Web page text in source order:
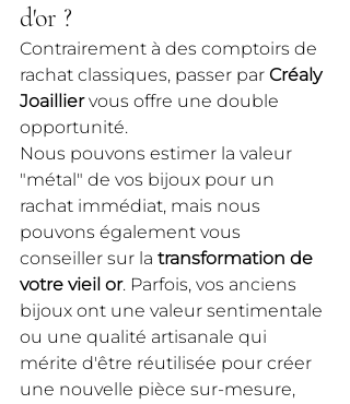
d'or ?
Contrairement à des comptoirs de
rachat classiques, passer par Créaly
Joaillier vous offre une double
opportunité.
Nous pouvons estimer la valeur
"métal" de vos bijoux pour un
rachat immédiat, mais nous
pouvons également vous
conseiller sur la transformation de
votre vieil or. Parfois, vos anciens
bijoux ont une valeur sentimentale
ou une qualité artisanale qui
mérite d'être réutilisée pour créer
une nouvelle pièce sur-mesure,